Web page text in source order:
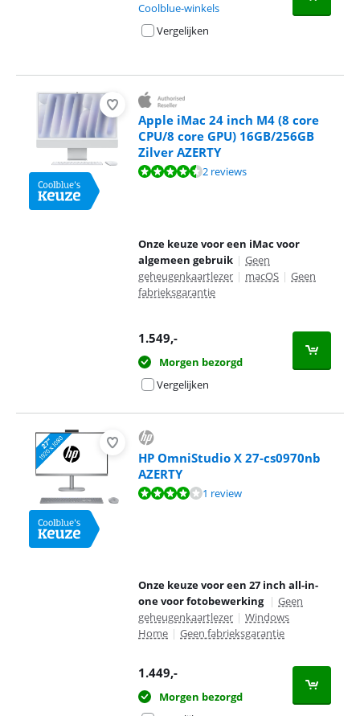
Coolblue-winkels
Vergelijken
Apple iMac 24 inch M4 (8 core
CPU/8 core GPU) 16GB/256GB
Zilver AZERTY
Beoordeling is 9,0 van de 10, gebaseerd op 2 reviews.
2 reviews
Onze keuze voor een iMac voor
algemeen gebruik | Geen
geheugenkaartlezer | macOS | Geen
fabrieksgarantie
1.549,-
Morgen bezorgd
Vergelijken
HP OmniStudio X 27-cs0970nb
AZERTY
Beoordeling is 8,0 van de 10, gebaseerd op 1 review.
1 review
Onze keuze voor een 27 inch all-in-
one voor fotobewerking | Geen
geheugenkaartlezer | Windows
Home | Geen fabrieksgarantie
1.449,-
Morgen bezorgd